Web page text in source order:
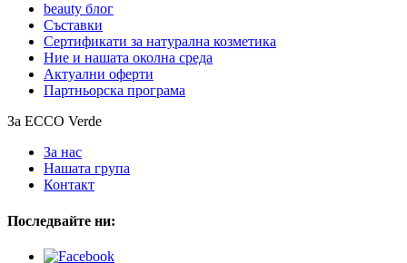
beauty блог
Съставки
Сертификати за натурална козметика
Ние и нашата околна среда
Актуални оферти
Партньорска програма
За ECCO Verde
За нас
Нашата група
Контакт
Последвайте ни: